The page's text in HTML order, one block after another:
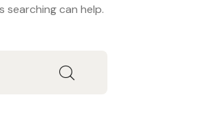
searching can help.